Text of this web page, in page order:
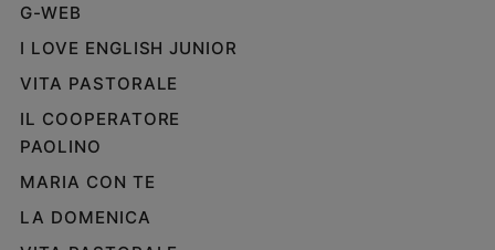
G-WEB
I LOVE ENGLISH JUNIOR
VITA PASTORALE
IL COOPERATORE
PAOLINO
MARIA CON TE
LA DOMENICA